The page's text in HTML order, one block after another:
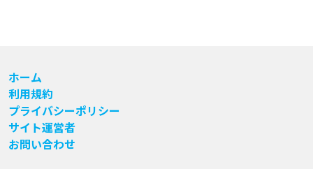
ホーム
利用規約
プライバシーポリシー
サイト運営者
お問い合わせ